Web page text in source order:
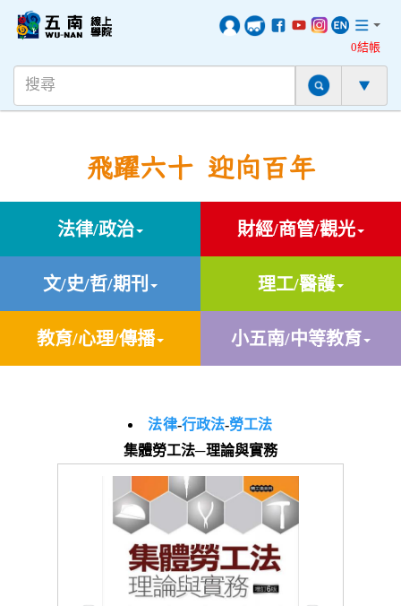
0結帳
飛躍六十 迎向百年
法律/政治 財經/商管/觀光
文/史/哲/期刊 理工/醫護
教育/心理/傳播 小五南/中等教育
法律-行政法-勞工法
集體勞工法─理論與實務